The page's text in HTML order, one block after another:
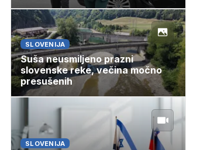
SLOVENIJA
Suša neusmiljeno prazni
slovenske reke, večina močno
presušenih
SLOVENIJA